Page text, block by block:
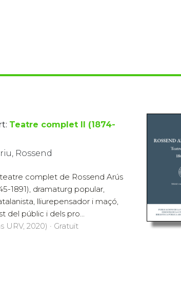
Teatre complet II (1874-
Rossend
complet de Rossend Arús
1891), dramaturg popular,
lliurepensador i maçó,
del públic i dels pro...
URV, 2020) · Gratuït